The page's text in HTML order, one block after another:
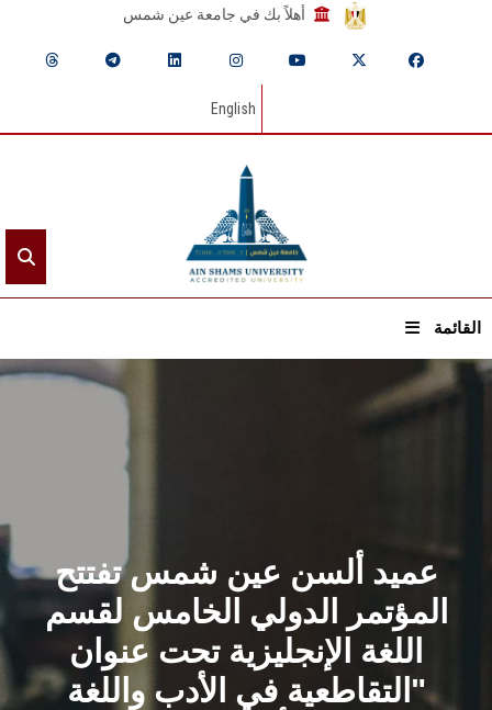
أهلاً بك في جامعة عين شمس
English
القائمة
الشئون الأكاديمية
البحث العلمي
الرعاية الصحية
عميد ألسن عين شمس تفتتح
المؤتمر الدولي الخامس لقسم
اللغة الإنجليزية تحت عنوان
"التقاطعية في الأدب واللغة